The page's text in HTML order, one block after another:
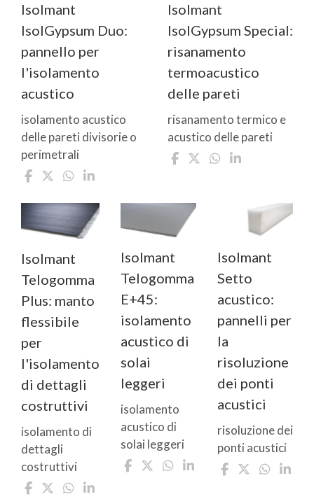
Isolmant
IsolGypsum Duo:
pannello per
l'isolamento
acustico
isolamento acustico
delle pareti divisorie o
perimetrali
Isolmant
IsolGypsum Special:
risanamento
termoacustico
delle pareti
risanamento termico e
acustico delle pareti
Isolmant
Telogomma
Plus: manto
flessibile
per
l'isolamento
di dettagli
costruttivi
isolamento di
dettagli
costruttivi
Isolmant
Telogomma
E+45:
isolamento
acustico di
solai
leggeri
isolamento
acustico di
solai leggeri
Isolmant
Setto
acustico:
pannelli per
la
risoluzione
dei ponti
acustici
risoluzione dei
ponti acustici